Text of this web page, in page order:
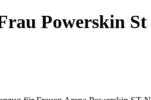
Powerskin